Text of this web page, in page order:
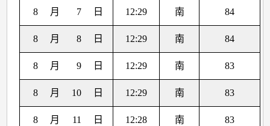
8 月 7 日 12:29 南 84
8 月 8 日 12:29 南 84
8 月 9 日 12:29 南 83
8 月 10 日 12:29 南 83
8 月 11 日 12:28 南 83